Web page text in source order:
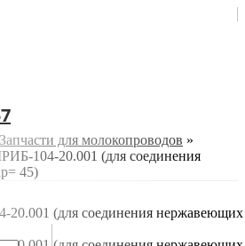
Запчасти для молокопроводов »
104-20.001 (для соединения
45)